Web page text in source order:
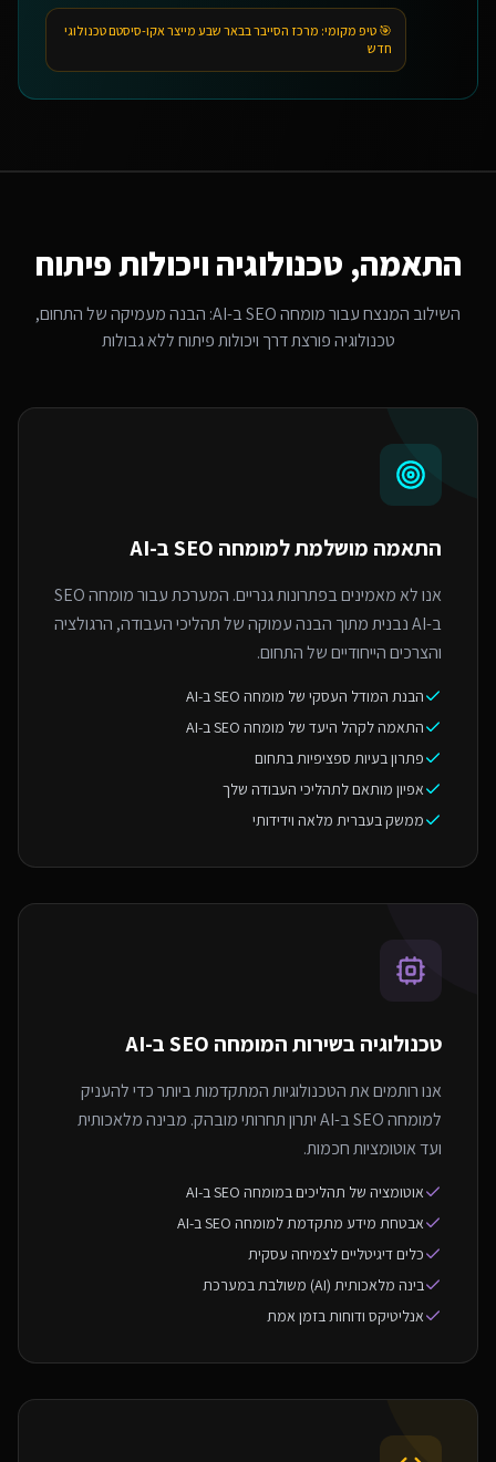
🎯 טיפ מקומי: מרכז הסייבר בבאר שבע מייצר אקו-סיסטם טכנולוגי
חדש
התאמה, טכנולוגיה ויכולות פיתוח
השילוב המנצח עבורמומחה SEO ב-AI
: הבנה מעמיקה של התחום,
טכנולוגיה פורצת דרך ויכולות פיתוח ללא גבולות
התאמה מושלמת למומחה SEO ב-AI
אנו לא מאמינים בפתרונות גנריים. המערכת עבור מומחה SEO
ב-AI נבנית מתוך הבנה עמוקה של תהליכי העבודה, הרגולציה
והצרכים הייחודיים של התחום.
הבנת המודל העסקי של מומחה SEO ב-AI
התאמה לקהל היעד של מומחה SEO ב-AI
פתרון בעיות ספציפיות בתחום
אפיון מותאם לתהליכי העבודה שלך
ממשק בעברית מלאה וידידותי
טכנולוגיה בשירות המומחה SEO ב-AI
אנו רותמים את הטכנולוגיות המתקדמות ביותר כדי להעניק
למומחה SEO ב-AI יתרון תחרותי מובהק. מבינה מלאכותית
ועד אוטומציות חכמות.
אוטומציה של תהליכים במומחה SEO ב-AI
אבטחת מידע מתקדמת למומחה SEO ב-AI
כלים דיגיטליים לצמיחה עסקית
בינה מלאכותית (AI) משולבת במערכת
אנליטיקס ודוחות בזמן אמת